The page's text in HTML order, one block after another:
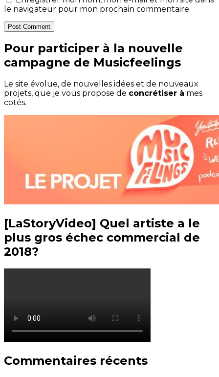
le navigateur pour mon prochain commentaire.
Post Comment
Pour participer à la nouvelle
campagne de Musicfeelings
Le site évolue, de nouvelles idées et de nouveaux
projets, que je vous propose de concrétiser à mes
cotés.
[LaStoryVideo] Quel artiste a le
plus gros échec commercial de
2018?
Commentaires récents